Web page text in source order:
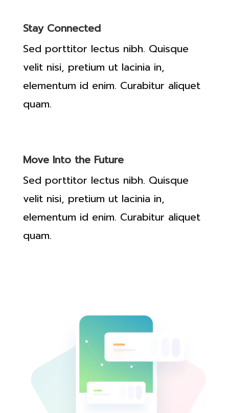
Stay Connected
Sed porttitor lectus nibh. Quisque
velit nisi, pretium ut lacinia in,
elementum id enim. Curabitur aliquet
quam.
Move Into the Future
Sed porttitor lectus nibh. Quisque
velit nisi, pretium ut lacinia in,
elementum id enim. Curabitur aliquet
quam.